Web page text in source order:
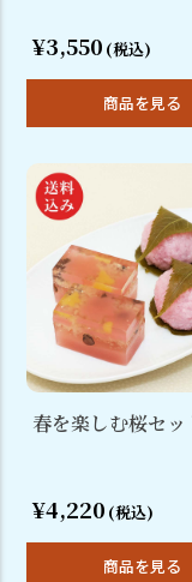
¥3,550 (税込)
商品を見る
春を楽しむ桜セッ
¥4,220 (税込)
商品を見る